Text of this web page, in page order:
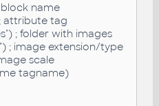
block name
attribute tag
; folder with images
; image extension/type
scale
tagname)